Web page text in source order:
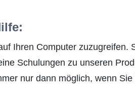
Ihren Computer zuzugreifen.
Schulungen zu unseren
nur dann möglich, wenn Sie